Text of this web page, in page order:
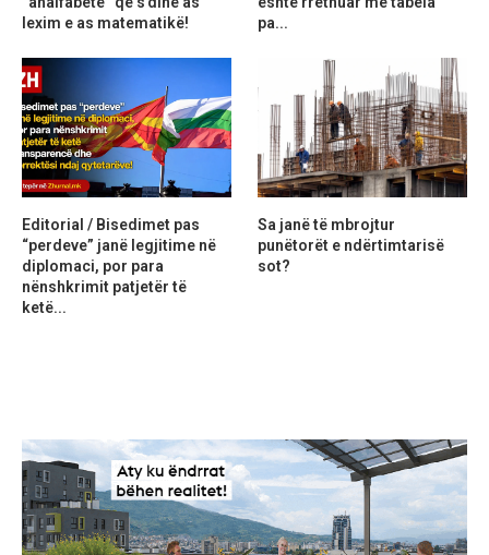
lexim e as matematikë!
pa...
Editorial / Bisedimet pas
“perdeve” janë legjitime në
diplomaci, por para
nënshkrimit patjetër të
ketë...
Sa janë të mbrojtur
punëtorët e ndërtimtarisë
sot?